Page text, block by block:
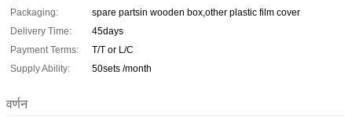
Packaging:
spare partsin wooden box,other plastic film cover
Delivery Time:
45days
Payment Terms:
T/T or L/C
Supply Ability:
50sets /month
वर्णन